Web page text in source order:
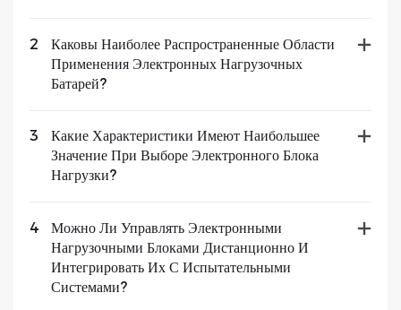
2
Каковы Наиболее Распространенные Области
Применения Электронных Нагрузочных
Батарей?
3
Какие Характеристики Имеют Наибольшее
Значение При Выборе Электронного Блока
Нагрузки?
4
Можно Ли Управлять Электронными
Нагрузочными Блоками Дистанционно И
Интегрировать Их С Испытательными
Системами?